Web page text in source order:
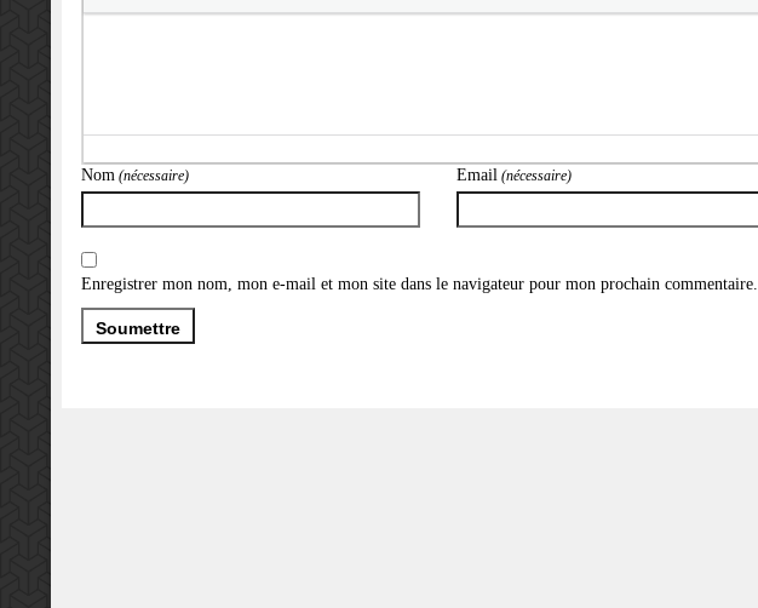
Nom(nécessaire) Email(nécessaire)
Enregistrer mon nom, mon e-mail et mon site dans le navigateur pour mon prochain commentaire.